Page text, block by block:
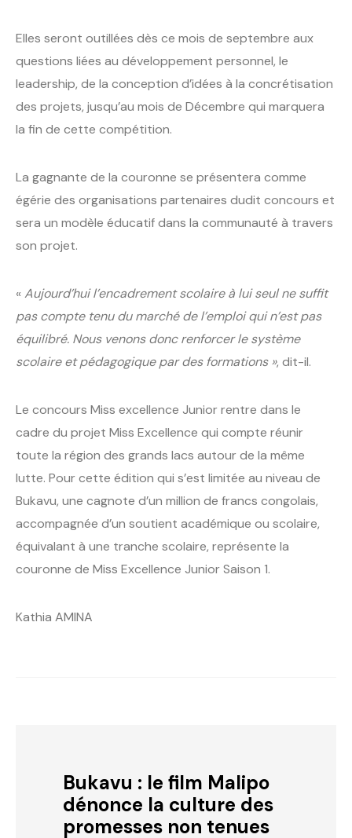
Elles seront outillées dès ce mois de septembre aux
questions liées au développement personnel, le
leadership, de la conception d’idées à la concrétisation
des projets, jusqu’au mois de Décembre qui marquera
la fin de cette compétition.
La gagnante de la couronne se présentera comme
égérie des organisations partenaires dudit concours et
sera un modèle éducatif dans la communauté à travers
son projet.
« Aujourd’hui l’encadrement scolaire à lui seul ne suffit
pas compte tenu du marché de l’emploi qui n’est pas
équilibré. Nous venons donc renforcer le système
scolaire et pédagogique par des formations », dit-il.
Le concours Miss excellence Junior rentre dans le
cadre du projet Miss Excellence qui compte réunir
toute la région des grands lacs autour de la même
lutte. Pour cette édition qui s’est limitée au niveau de
Bukavu, une cagnote d’un million de francs congolais,
accompagnée d’un soutient académique ou scolaire,
équivalant à une tranche scolaire, représente la
couronne de Miss Excellence Junior Saison 1.
Kathia AMINA
Bukavu : le film Malipo
dénonce la culture des
promesses non tenues